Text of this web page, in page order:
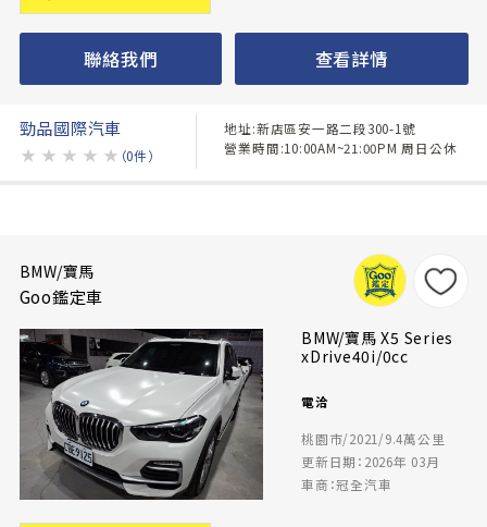
聯絡我們 查看詳情
勁品國際汽車
★ ★ ★ ★ ★ （0件）
地址:新店區安一路二段300-1號
營業時間:10:00AM~21:00PM 周日公休
BMW/寶馬
Goo鑑定車
BMW/寶馬 X5 Series
xDrive40i/0cc
電洽
桃園市/2021/9.4萬公里
更新日期：2026年 03月
車商：冠全汽車